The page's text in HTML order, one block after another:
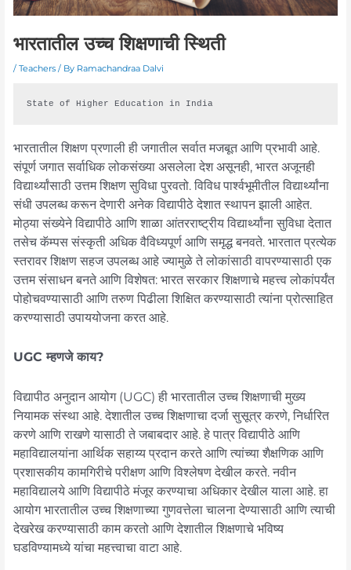
भारतातील उच्च शिक्षणाची स्थिती
/ Teachers/ By Ramachandraa Dalvi
State of Higher Education in India
भारतातील शिक्षण प्रणाली ही जगातील सर्वात मजबूत आणि प्रभावी आहे.
संपूर्ण जगात सर्वाधिक लोकसंख्या असलेला देश असूनही, भारत अजूनही
विद्यार्थ्यांसाठी उत्तम शिक्षण सुविधा पुरवतो. विविध पार्श्वभूमीतील विद्यार्थ्यांना
संधी उपलब्ध करून देणारी अनेक विद्यापीठे देशात स्थापन झाली आहेत.
मोठ्या संख्येने विद्यापीठे आणि शाळा आंतरराष्ट्रीय विद्यार्थ्यांना सुविधा देतात
तसेच कॅम्पस संस्कृती अधिक वैविध्यपूर्ण आणि समृद्ध बनवते. भारतात प्रत्येक
स्तरावर शिक्षण सहज उपलब्ध आहे ज्यामुळे ते लोकांसाठी वापरण्यासाठी एक
उत्तम संसाधन बनते आणि विशेषत: भारत सरकार शिक्षणाचे महत्त्व लोकांपर्यंत
पोहोचवण्यासाठी आणि तरुण पिढीला शिक्षित करण्यासाठी त्यांना प्रोत्साहित
करण्यासाठी उपाययोजना करत आहे.
UGC म्हणजे काय?
विद्यापीठ अनुदान आयोग (UGC) ही भारतातील उच्च शिक्षणाची मुख्य
नियामक संस्था आहे. देशातील उच्च शिक्षणाचा दर्जा सुसूत्र करणे, निर्धारित
करणे आणि राखणे यासाठी ते जबाबदार आहे. हे पात्र विद्यापीठे आणि
महाविद्यालयांना आर्थिक सहाय्य प्रदान करते आणि त्यांच्या शैक्षणिक आणि
प्रशासकीय कामगिरीचे परीक्षण आणि विश्लेषण देखील करते. नवीन
महाविद्यालये आणि विद्यापीठे मंजूर करण्याचा अधिकार देखील याला आहे. हा
आयोग भारतातील उच्च शिक्षणाच्या गुणवत्तेला चालना देण्यासाठी आणि त्याची
देखरेख करण्यासाठी काम करतो आणि देशातील शिक्षणाचे भविष्य
घडविण्यामध्ये यांचा महत्त्वाचा वाटा आहे.